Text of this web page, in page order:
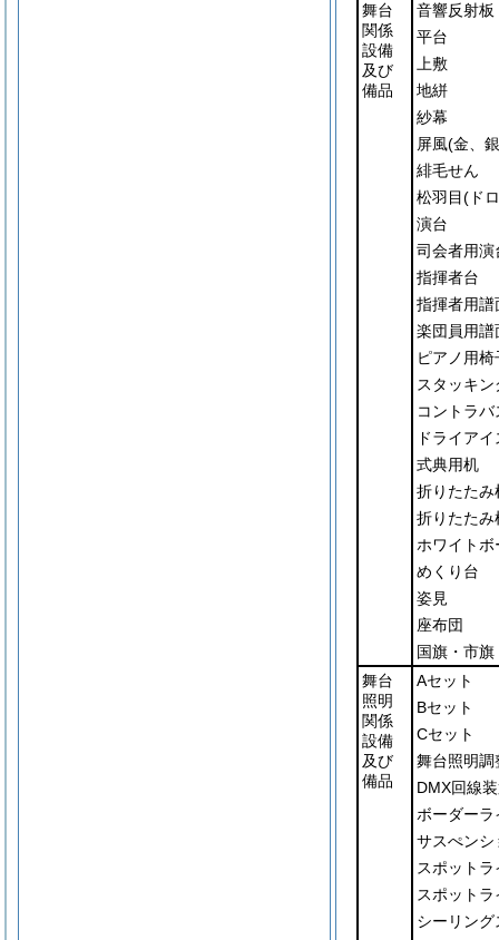
舞台
関係
設備
及び
備品
音響反射板
平台
上敷
地絣
紗幕
屏風(金、
緋毛せん
松羽目(ド
演台
司会者用演
指揮者台
指揮者用譜
楽団員用譜
ピアノ用椅
スタッキン
コントラ
ドライア
式典用机
折りたたみ
折りたたみ
ホワイトボ
めくり台
姿見
座布団
国旗・市旗
舞台
照明
関係
設備
及び
備品
Aセット
Bセット
Cセット
舞台照明調
DMX回線
ボーダーラ
サスぺンシ
スポットラ
スポットラ
シーリン